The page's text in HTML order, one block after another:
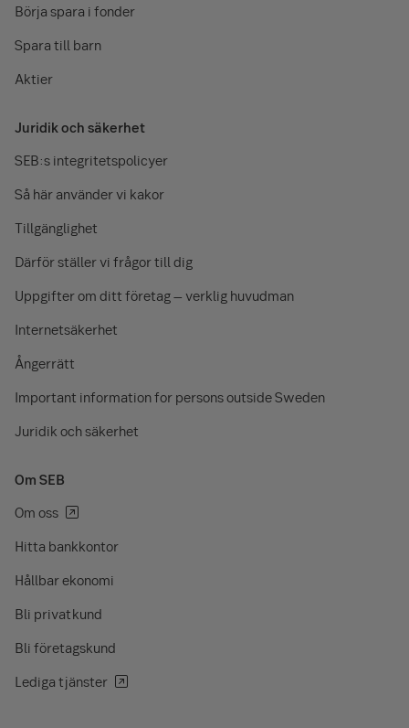
Börja spara i fonder
Spara till barn
Aktier
Juridik och säkerhet
SEB:s integritetspolicyer
Så här använder vi kakor
Tillgänglighet
Därför ställer vi frågor till dig
Uppgifter om ditt företag – verklig huvudman
Internetsäkerhet
Ångerrätt
Important information for persons outside Sweden
Juridik och säkerhet
Om SEB
Om oss
Hitta bankkontor
Hållbar ekonomi
Bli privatkund
Bli företagskund
Lediga tjänster